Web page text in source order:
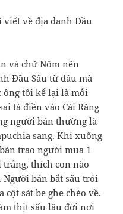
viết về địa danh Đầu
và chữ Nôm nên
Đầu Sấu từ đâu mà
ông tôi kể lại là mỗi
tá điền vào Cái Răng
người bán thường là
sang. Khi xuống
trao người mua 1
trắng, thích con nào
bán bắt sấu trói
sát be ghe chèo về.
thịt sấu lâu đời nơi